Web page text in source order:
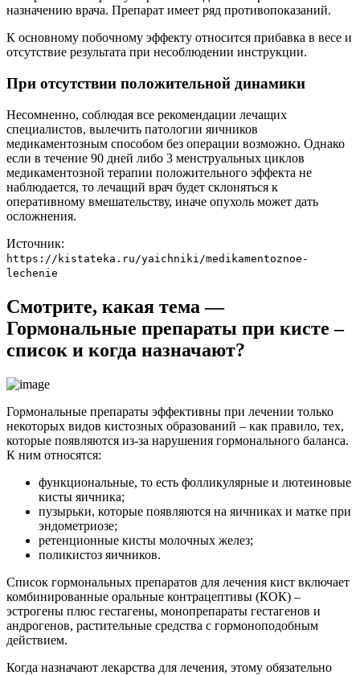
назначению врача. Препарат имеет ряд противопоказаний.
К основному побочному эффекту относится прибавка в весе и
отсутствие результата при несоблюдении инструкции.
При отсутствии положительной динамики
Несомненно, соблюдая все рекомендации лечащих
специалистов, вылечить патологии яичников
медикаментозным способом без операции возможно. Однако
если в течение 90 дней либо 3 менструальных циклов
медикаментозной терапии положительного эффекта не
наблюдается, то лечащий врач будет склоняться к
оперативному вмешательству, иначе опухоль может дать
осложнения.
Источник:
https://kistateka.ru/yaichniki/medikamentoznoe-
lechenie
Смотрите, какая тема —
Гормональные препараты при кисте –
список и когда назначают?
Гормональные препараты эффективны при лечении только
некоторых видов кистозных образований – как правило, тех,
которые появляются из-за нарушения гормонального баланса.
К ним относятся:
функциональные, то есть фолликулярные и лютеиновые
кисты яичника;
пузырьки, которые появляются на яичниках и матке при
эндометриозе;
ретенционные кисты молочных желез;
поликистоз яичников.
Список гормональных препаратов для лечения кист включает
комбинированные оральные контрацептивы (КОК) –
эстрогены плюс гестагены, монопрепараты гестагенов и
андрогенов, растительные средства с гормоноподобным
действием.
Когда назначают лекарства для лечения, этому обязательно